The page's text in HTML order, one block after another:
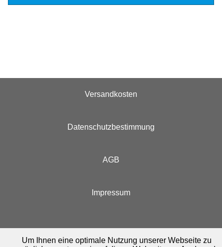
Versandkosten
Datenschutzbestimmung
AGB
Impressum
Um Ihnen eine optimale Nutzung unserer Webseite zu